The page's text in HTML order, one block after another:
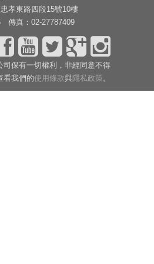
孝東路四段15號10樓
傳真：02-27787409
司保有一切權利，非經同意不得
看我們的使用條款與隱私政策 。